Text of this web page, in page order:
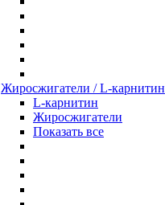
Жиросжигатели / L-карнитин
L-карнитин
Жиросжигатели
Показать все